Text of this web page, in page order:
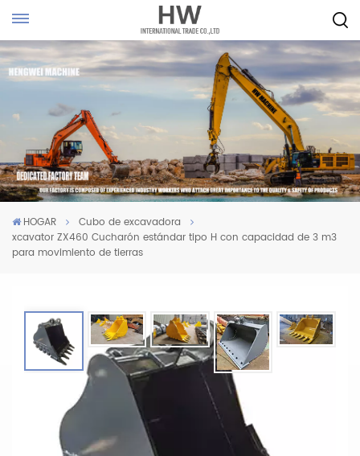
HOGAR
Cubo de excavadora
xcavator ZX460 Cucharón estándar tipo H con capacidad de 3 m3
para movimiento de tierras
Xcavator ZX460 Cucharón Estándar
Tipo H Con Capacidad De 3 M3 Para
Movimiento De Tierras